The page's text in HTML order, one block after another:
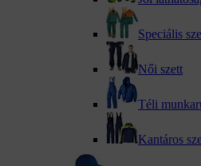
Speciális
Női szett
Téli
Kantáros